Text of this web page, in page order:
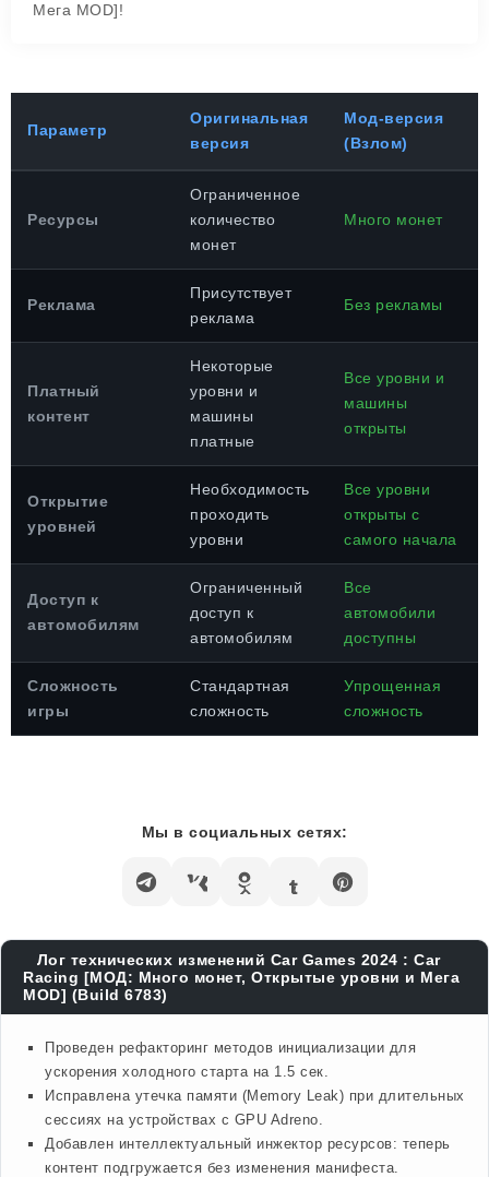
Мега MOD]!
Параметр
Оригинальная
версия
Мод-версия
(Взлом)
Ресурсы
Ограниченное
количество
монет
Много монет
Реклама
Присутствует
реклама
Без рекламы
Платный
контент
Некоторые
уровни и
машины
платные
Все уровни и
машины
открыты
Открытие
уровней
Необходимость
проходить
уровни
Все уровни
открыты с
самого начала
Доступ к
автомобилям
Ограниченный
доступ к
автомобилям
Все
автомобили
доступны
Сложность
игры
Стандартная
сложность
Упрощенная
сложность
Мы в социальных сетях:
Лог технических изменений Car Games 2024 : Car
Racing [МОД: Много монет, Открытые уровни и Мега
MOD] (Build 6783)
Проведен рефакторинг методов инициализации для
ускорения холодного старта на 1.5 сек.
Исправлена утечка памяти (Memory Leak) при длительных
сессиях на устройствах с GPU Adreno.
Добавлен интеллектуальный инжектор ресурсов: теперь
контент подгружается без изменения манифеста.